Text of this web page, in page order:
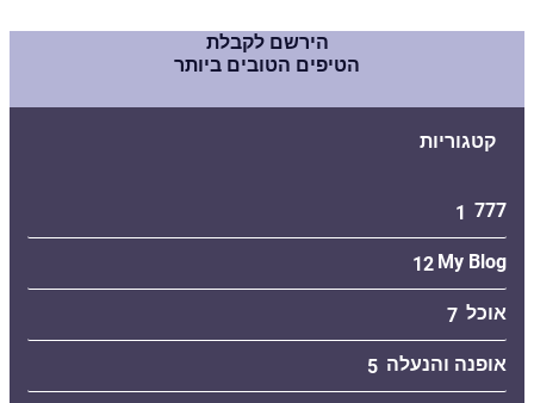
הירשם לקבלת
הטיפים הטובים ביותר
קטגוריות
777
1
My Blog
12
אוכל 7
אופנה והנעלה 5